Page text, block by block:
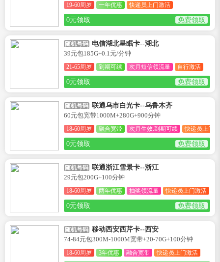
19-60周岁 一年优惠 快递员上门激活
0元领取 免费领取
随机号码 电信湖北星眠卡--湖北
39元包185G+0.1元/分钟
21-65周岁 到期可续 次月短信领流量 自行激活
0元领取 免费领取
随机号码 联通乌市白光卡--乌鲁木齐
60元包宽带1000M+280G+900分钟
18-60周岁 融合宽带 次月生效.到期可续 快递员上门
0元领取 免费领取
随机号码 联通浙江雪景卡--浙江
29元包200G+100分钟
18-60周岁 两年优惠 抽奖领流量 快递员上门激活
0元领取 免费领取
随机号码 移动西安西芹卡--西安
74-84元包300M-1000M宽带+20-70G+100分钟
18-60周岁 3年优惠 融合宽带 快递员上门激活